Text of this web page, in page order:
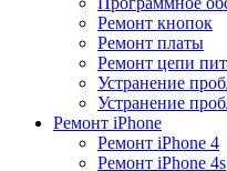
Ремонт кнопок
Ремонт платы
Ремонт цепи
Устранение
Устранение
Ремонт iPhone
Ремонт iPhone 4
Ремонт iPhone 4s